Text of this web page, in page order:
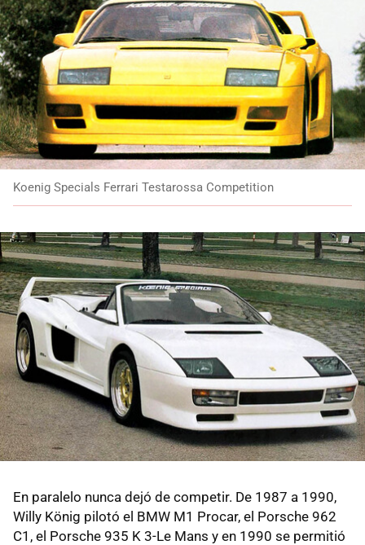
Koenig Specials Ferrari Testarossa Competition
En paralelo nunca dejó de competir. De 1987 a 1990,
Willy König pilotó el BMW M1 Procar, el Porsche 962
C1, el Porsche 935 K 3-Le Mans y en 1990 se permitió